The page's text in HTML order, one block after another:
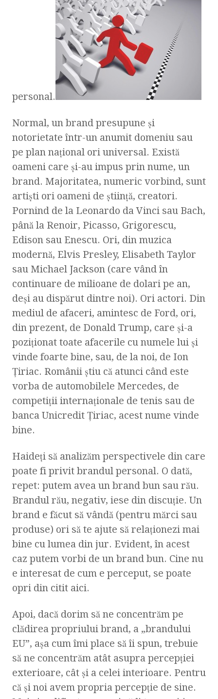
personal.
Normal, un brand presupune şi
notorietate într-un anumit domeniu sau
pe plan naţional ori universal. Există
oameni care şi-au impus prin nume, un
brand. Majoritatea, numeric vorbind, sunt
artişti ori oameni de ştiinţă, creatori.
Pornind de la Leonardo da Vinci sau Bach,
până la Renoir, Picasso, Grigorescu,
Edison sau Enescu. Ori, din muzica
modernă, Elvis Presley, Elisabeth Taylor
sau Michael Jackson (care vând în
continuare de milioane de dolari pe an,
deşi au dispărut dintre noi). Ori actori. Din
mediul de afaceri, amintesc de Ford, ori,
din prezent, de Donald Trump, care şi-a
poziţionat toate afacerile cu numele lui şi
vinde foarte bine, sau, de la noi, de Ion
Ţiriac. Românii ştiu că atunci când este
vorba de automobilele Mercedes, de
competiţii internaţionale de tenis sau de
banca Unicredit Ţiriac, acest nume vinde
bine.
Haideţi să analizăm perspectivele din care
poate fi privit brandul personal. O dată,
repet: putem avea un brand bun sau rău.
Brandul rău, negativ, iese din discuţie. Un
brand e făcut să vândă (pentru mărci sau
produse) ori să te ajute să relaţionezi mai
bine cu lumea din jur. Evident, în acest
caz putem vorbi de un brand bun. Cine nu
e interesat de cum e perceput, se poate
opri din citit aici.
Apoi, dacă dorim să ne concentrăm pe
clădirea propriului brand, a „brandului
EU”, aşa cum îmi place să îi spun, trebuie
să ne concentrăm atât asupra percepţiei
exterioare, cât şi a celei interioare. Pentru
că şi noi avem propria percepţie de sine.